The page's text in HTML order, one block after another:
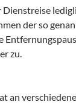
der so
zu.
an